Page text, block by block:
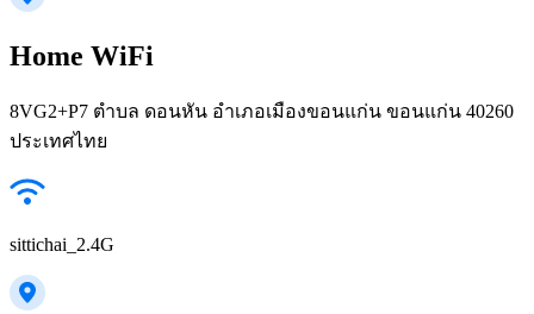
Home WiFi
8VG2+P7 ตำบล ดอนหัน อำเภอเมืองขอนแก่น ขอนแก่น 40260
ประเทศไทย
sittichai_2.4G